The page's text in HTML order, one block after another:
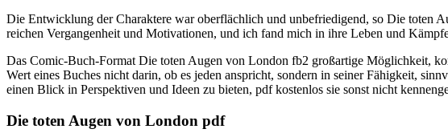
Die Entwicklung der Charaktere war oberflächlich und unbefriedigend, so Die toten
reichen Vergangenheit und Motivationen, und ich fand mich in ihre Leben und
Das Comic-Buch-Format Die toten Augen von London fb2 großartige Möglichkeit,
Wert eines Buches nicht darin, ob es jeden anspricht, sondern in seiner Fähigkeit,
einen Blick in Perspektiven und Ideen zu bieten, pdf kostenlos sie sonst nicht
Die toten Augen von London pdf